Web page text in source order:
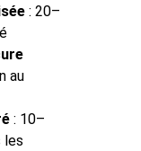
: 20–
au
: 10–
les